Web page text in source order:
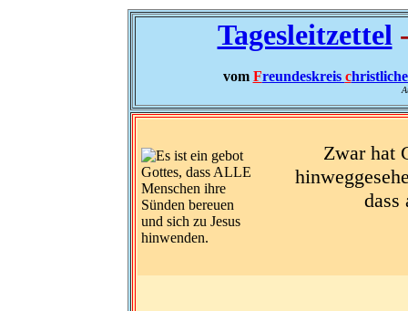
Tagesleitzettel
vom Freundeskreis c
Zwar hat
dass